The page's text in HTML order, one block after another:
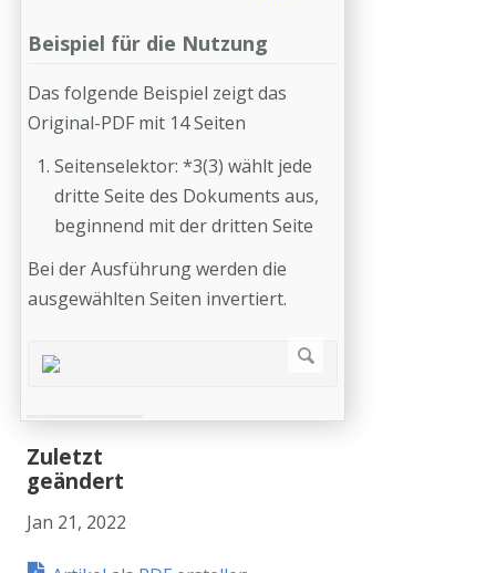
Beispiel für die Nutzung
Das folgende Beispiel zeigt das
Original-PDF mit 14 Seiten
Seitenselektor: *3(3) wählt jede
dritte Seite des Dokuments aus,
beginnend mit der dritten Seite
Bei der Ausführung werden die
ausgewählten Seiten invertiert.
Zuletzt
geändert
Jan 21, 2022